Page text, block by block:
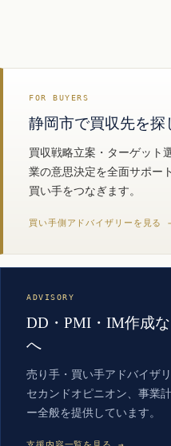
FOR BUYERS
静岡市で買収先を探
買収戦略立案・ターゲット
業の意思決定を全面サポー
買い手をつなぎます。
買い手側アドバイザリーを見る
ADVISORY
DD・PMI・IM作成
へ
売り手・買い手アドバイザ
セカンドオピニオン、事業
ー全般を提供しています。